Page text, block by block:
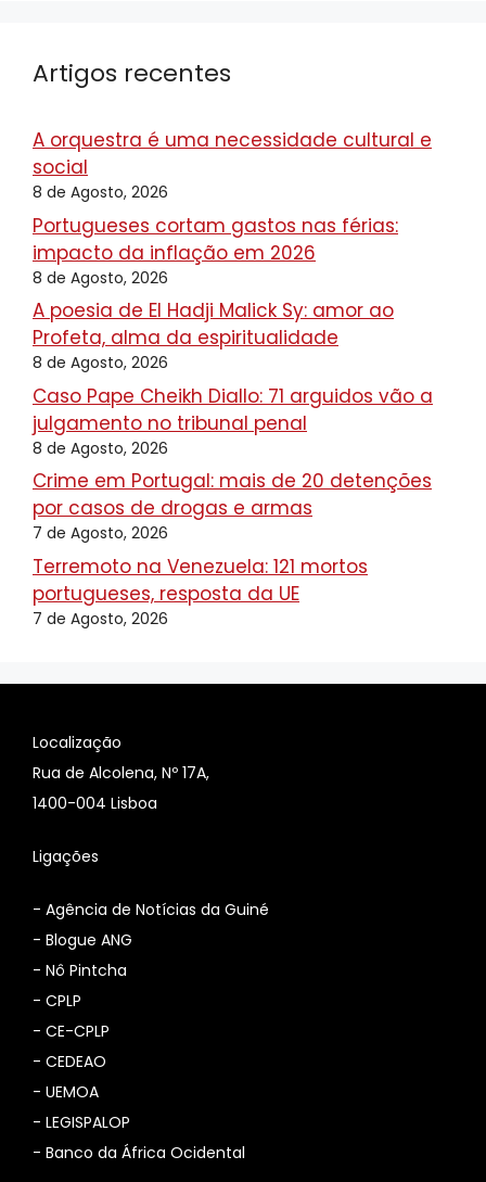
Artigos recentes
A orquestra é uma necessidade cultural e
social
8 de Agosto, 2026
Portugueses cortam gastos nas férias:
impacto da inflação em 2026
8 de Agosto, 2026
A poesia de El Hadji Malick Sy: amor ao
Profeta, alma da espiritualidade
8 de Agosto, 2026
Caso Pape Cheikh Diallo: 71 arguidos vão a
julgamento no tribunal penal
8 de Agosto, 2026
Crime em Portugal: mais de 20 detenções
por casos de drogas e armas
7 de Agosto, 2026
Terremoto na Venezuela: 121 mortos
portugueses, resposta da UE
7 de Agosto, 2026
Localização
Rua de Alcolena, Nº 17A,
1400-004 Lisboa
Ligações
- Agência de Notícias da Guiné
- Blogue ANG
- Nô Pintcha
- CPLP
- CE-CPLP
- CEDEAO
- UEMOA
- LEGISPALOP
- Banco da África Ocidental